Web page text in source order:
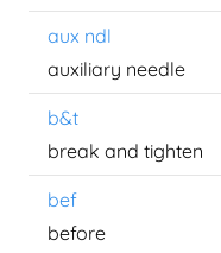
aux ndl
auxiliary needle
b&t
break and tighten
bef
before